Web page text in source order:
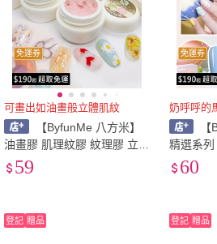
免運券
可畫出如油畫般立體肌紋
【ByfunMe 八方米】
油畫膠 肌理紋膠 紋理膠 立
體造型膠 浮雕膠 石膏膠 彩
59
登記 贈品
免運券
精選系列
甲油膠
60
登記 贈品